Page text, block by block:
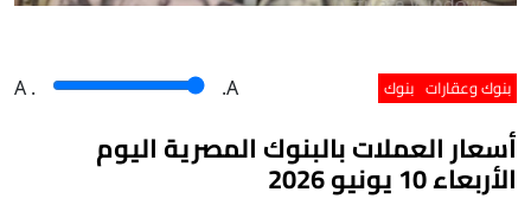
بنوك وعقارات بنوك A . .A
أسعار العملات بالبنوك المصرية اليوم
الأربعاء 10 يونيو 2026